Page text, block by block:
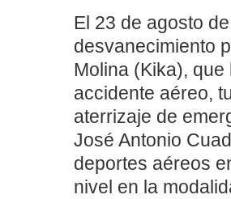
El 23 de agosto
desvanecimiento
Molina (Kika),
accidente aéreo,
aterrizaje de
José Antonio
deportes aéreos
nivel en la